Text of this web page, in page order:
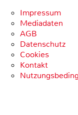
Impressum
Mediadaten
AGB
Datenschutz
Cookies
Kontakt